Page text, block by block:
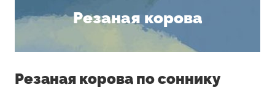
Резаная корова
Резаная корова по соннику